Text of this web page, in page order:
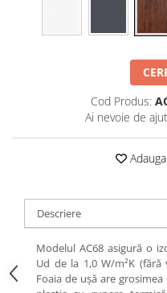
Cod Produs:
Ai nevoie de
Descriere
Modelul AC68 asigură o
Ud de la 1,0 W/m²K
Foaia de ușă are